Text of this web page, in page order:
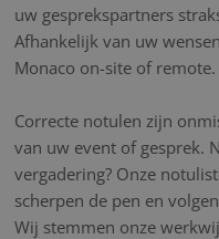
uw gesprekspartners
Afhankelijk van uw
Monaco on-site of remote.
Correcte notulen zijn
van uw event of gesprek.
vergadering? Onze
scherpen de pen en
Wij stemmen onze